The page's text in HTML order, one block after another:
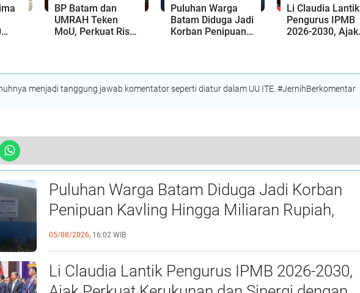
BP Batam dan
UMRAH Teken
MoU, Perkuat Riset
Puluhan Warga
Batam Diduga Jadi
Korban Penipuan
Kepri Jalan di
Tempat?
Li Claudia Lantik
Pengurus IPMB
2026-2030, Ajak
Batam
menjadi tanggung jawab komentator seperti diatur dalam UU ITE. #JernihBerkomentar
2023, Industri Mesin dan Elektronik Masih Dominasi Realisasi PMA di Batam
Puluhan Warga Batam Diduga Jadi Korban
Penipuan Kavling Hingga Miliaran Rupiah,
Laporan ke Polda Kepri Jalan di Tempat?
05/08/2026, 16:02 WIB
Li Claudia Lantik Pengurus IPMB 2026-2030,